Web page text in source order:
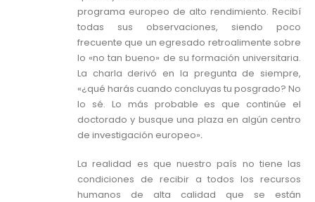
programa europeo de alto rendimiento. Recibí
todas sus observaciones, siendo poco
frecuente que un egresado retroalimente sobre
lo «no tan bueno» de su formación universitaria.
La charla derivó en la pregunta de siempre,
«¿qué harás cuando concluyas tu posgrado? No
lo sé. Lo más probable es que continúe el
doctorado y busque una plaza en algún centro
de investigación europeo».
La realidad es que nuestro país no tiene las
condiciones de recibir a todos los recursos
humanos de alta calidad que se están